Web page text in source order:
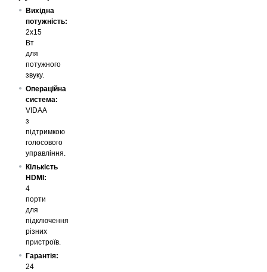
Вихідна
потужність:
2х15
Вт
для
потужного
звуку.
Операційна
система:
VIDAA
з
підтримкою
голосового
управління.
Кількість
HDMI:
4
порти
для
підключення
різних
пристроїв.
Гарантія:
24